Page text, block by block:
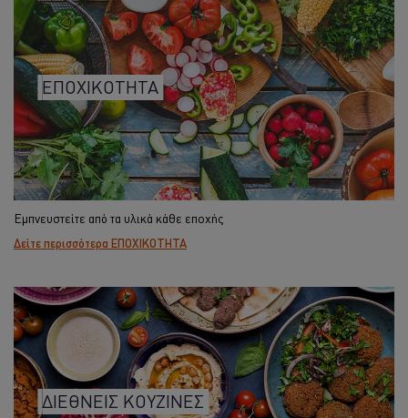
ΕΠΟΧΙΚΟΤΗΤΑ
Εμπνευστείτε από τα υλικά κάθε εποχής
Δείτε περισσότερα ΕΠΟΧΙΚΟΤΗΤΑ
ΔΙΕΘΝΕΙΣ ΚΟΥΖΙΝΕΣ